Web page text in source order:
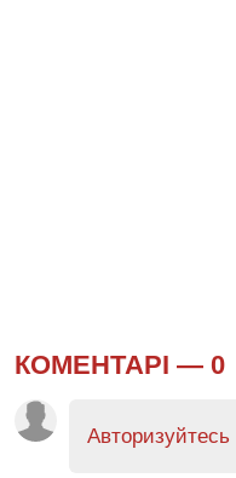
КОМЕНТАРІ — 0
Авторизуйтесь